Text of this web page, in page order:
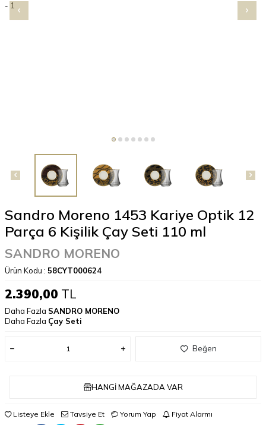
Sandro Moreno 1453 Kariye Optik 12
Parça 6 Kişilik Çay Seti 110 ml
SANDRO MORENO
Ürün Kodu : 58CYT000624
2.390,00 TL
Daha Fazla SANDRO MORENO
Daha Fazla Çay Seti
Beğen
HANGI MAĞAZADA VAR
Listeye Ekle Tavsiye Et Yorum Yap Fiyat Alarmı